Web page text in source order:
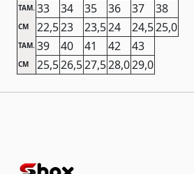
TAM. 33 34 35 36 37 38
CM 22,523 23,524 24,525,0
TAM. 39 40 41 42 43
CM 25,526,527,528,029,0